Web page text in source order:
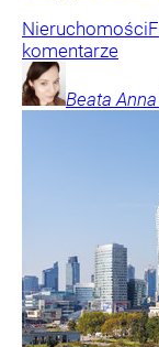
Nieruchomości
komentarze
Beata Anna